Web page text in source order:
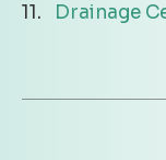
Drainage